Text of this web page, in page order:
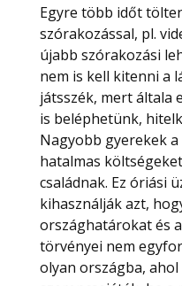
Egyre több időt
szórakozással, pl.
újabb szórakozási
nem is kell kitenni a
játsszék, mert általa
is beléphetünk,
Nagyobb gyerekek
hatalmas
családnak. Ez óriási
kihasználják azt,
országhatárokat és
törvényei nem
olyan országba,